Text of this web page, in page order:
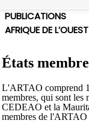
PUBLICATIONS
AFRIQUE DE
États
L'ARTAO comprend
membres, qui sont les
CEDEAO et la
membres de l'ARTAO